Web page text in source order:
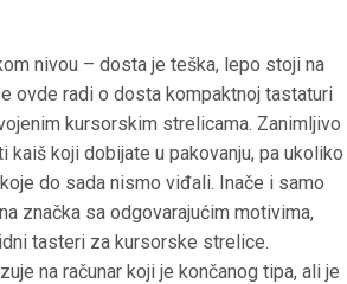
nivou – dosta je teška, lepo stoji na
ovde radi o dosta kompaktnoj tastaturi
kursorskim strelicama. Zanimljivo
koji dobijate u pakovanju, pa ukoliko
do sada nismo viđali. Inače i samo
značka sa odgovarajućim motivima,
tasteri za kursorske strelice.
na računar koji je končanog tipa, ali je